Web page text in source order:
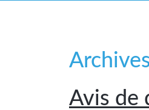
Avis de